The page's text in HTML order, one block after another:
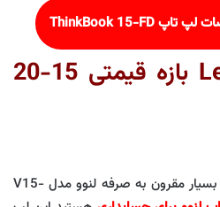
لپ تاپThinkBook 15-FD
حسابداری Lenovo بازه قیمتی 15-20
یکی از لپ تاپ‌های میان رده و بسیار مقرون به صرفه لنوو مدل V15-